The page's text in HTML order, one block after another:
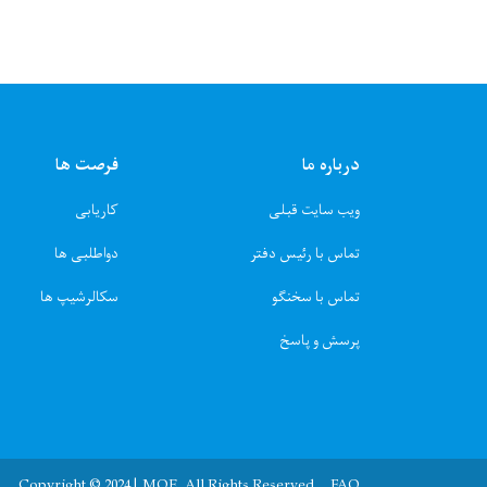
درباره ما
ویب سایت قبلی
تماس با رئیس دفتر
تماس با سخنگو
پرسش و پاسخ
فرصت ها
کاریابی
دواطلبی ها
سکالرشیپ ها